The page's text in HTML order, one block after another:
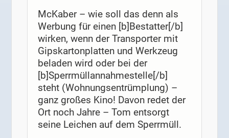
McKaber – wie soll das denn als
Werbung für einen [b]Bestatter[/b]
wirken, wenn der Transporter mit
Gipskartonplatten und Werkzeug
beladen wird oder bei der
[b]Sperrmüllannahmestelle[/b]
steht (Wohnungsentrümplung) –
ganz großes Kino! Davon redet der
Ort noch Jahre – Tom entsorgt
seine Leichen auf dem Sperrmüll.